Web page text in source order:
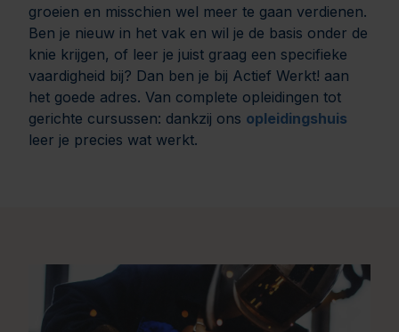
groeien en misschien wel meer te gaan verdienen.
Ben je nieuw in het vak en wil je de basis onder de
knie krijgen, of leer je juist graag een specifieke
vaardigheid bij? Dan ben je bij Actief Werkt! aan
het goede adres. Van complete opleidingen tot
gerichte cursussen: dankzij ons opleidingshuis
leer je precies wat werkt.